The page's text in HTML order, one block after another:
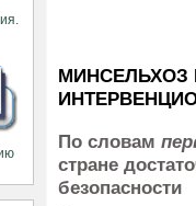
МИНСЕЛЬХОЗ
По словам
стране
безопасности